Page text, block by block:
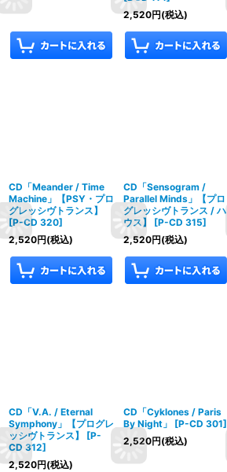
2,520円(税込)
CD「Meander / Time
Machine」【PSY・プロ
グレッシヴトランス】
[P-CD 320]
2,520円(税込)
CD「Sensogram /
Parallel Minds」【プロ
グレッシヴトランス / ハ
ウス】
[P-CD 315]
2,520円(税込)
CD「V.A. / Eternal
Symphony」【プログレ
ッシヴトランス】
[P-
CD 312]
2,520円(税込)
CD「Cyklones / Paris
By Night」
[P-CD 301]
2,520円(税込)